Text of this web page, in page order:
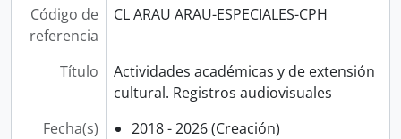
Código de
referencia
CL ARAU ARAU-ESPECIALES-CPH
Título
Actividades académicas y de extensión
cultural. Registros audiovisuales
Fecha(s)
2018 - 2026 (Creación)